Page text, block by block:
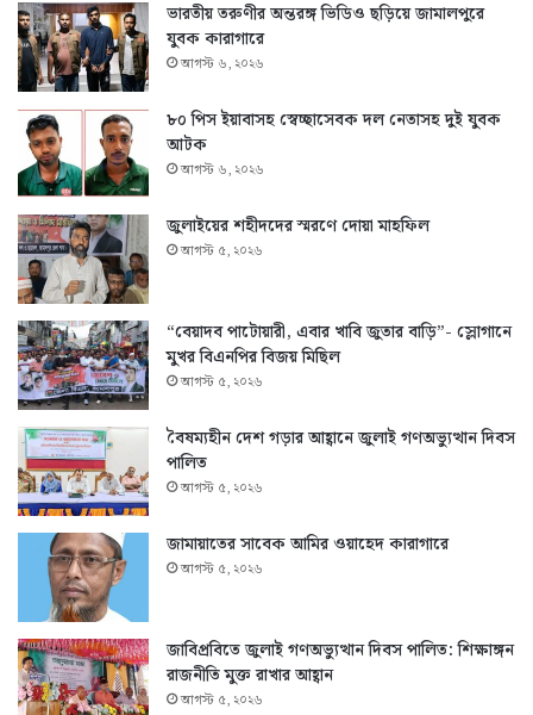
ভারতীয় তরুণীর অন্তরঙ্গ ভিডিও ছড়িয়ে জামালপুরে
যুবক কারাগারে
আগস্ট ৬, ২০২৬
৮০ পিস ইয়াবাসহ স্বেচ্ছাসেবক দল নেতাসহ দুই যুবক
আটক
আগস্ট ৬, ২০২৬
জুলাইয়ের শহীদদের স্মরণে দোয়া মাহফিল
আগস্ট ৫, ২০২৬
“বেয়াদব পাটোয়ারী, এবার খাবি জুতার বাড়ি”- স্লোগানে
মুখর বিএনপির বিজয় মিছিল
আগস্ট ৫, ২০২৬
বৈষম্যহীন দেশ গড়ার আহ্বানে জুলাই গণঅভ্যুত্থান দিবস
পালিত
আগস্ট ৫, ২০২৬
জামায়াতের সাবেক আমির ওয়াহেদ কারাগারে
আগস্ট ৫, ২০২৬
জাবিপ্রবিতে জুলাই গণঅভ্যুত্থান দিবস পালিত: শিক্ষাঙ্গন
রাজনীতি মুক্ত রাখার আহ্বান
আগস্ট ৫, ২০২৬